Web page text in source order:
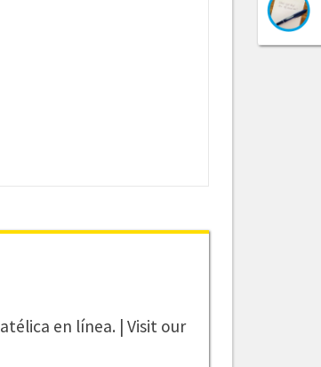
en línea. | Visit our